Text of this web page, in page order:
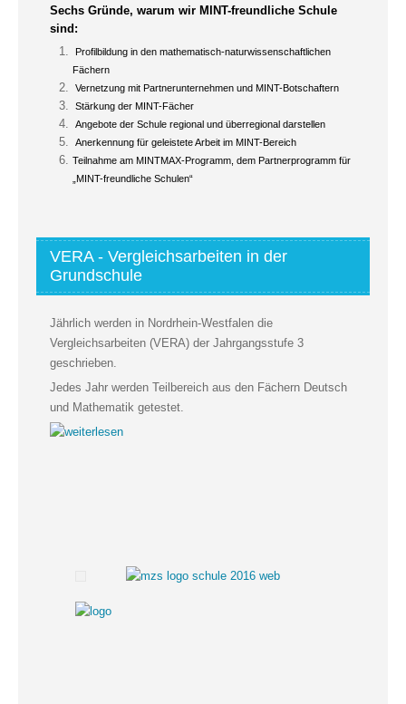
Sechs Gründe, warum wir MINT-freundliche Schule
sind:
Profilbildung in den mathematisch-naturwissenschaftlichen
Fächern
Vernetzung mit Partnerunternehmen und MINT-Botschaftern
Stärkung der MINT-Fächer
Angebote der Schule regional und überregional darstellen
Anerkennung für geleistete Arbeit im MINT-Bereich
Teilnahme am MINTMAX-Programm, dem Partnerprogramm für
„MINT-freundliche Schulen“
VERA - Vergleichsarbeiten in der
Grundschule
Jährlich werden in Nordrhein-Westfalen die
Vergleichsarbeiten (VERA) der Jahrgangsstufe 3
geschrieben.
Jedes Jahr werden Teilbereich aus den Fächern Deutsch
und Mathematik getestet.